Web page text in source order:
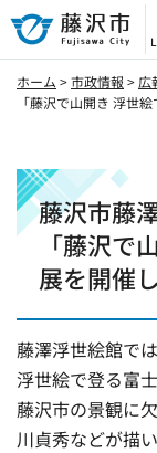
藤沢市
ホーム >市政情報 > 広
「藤沢で山開き 浮世
藤沢市藤
「藤沢で
展を開催
藤澤浮世絵館で
浮世絵で登る富
藤沢市の景観に
川貞秀などが描